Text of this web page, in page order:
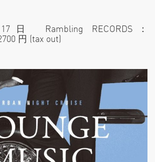
日 Rambling RECORDS：
円 (tax out)